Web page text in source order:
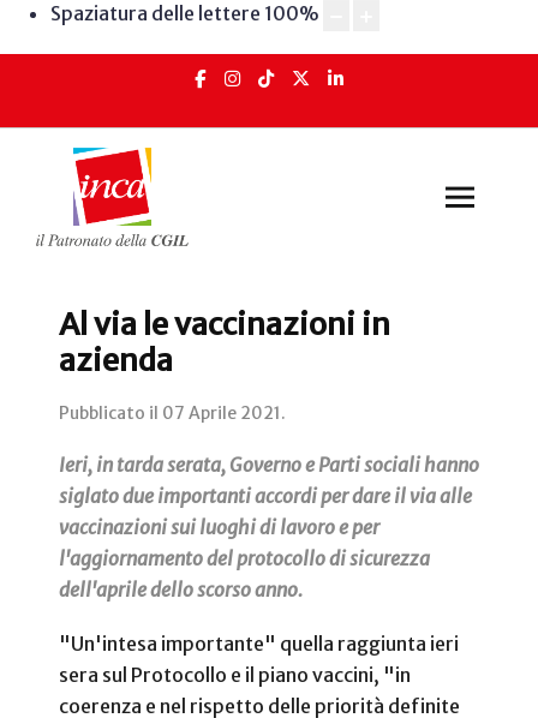
Spaziatura delle lettere 100%
Al via le vaccinazioni in
azienda
Pubblicato il 07 Aprile 2021.
Ieri, in tarda serata, Governo e Parti sociali hanno
siglato due importanti accordi per dare il via alle
vaccinazioni sui luoghi di lavoro e per
l'aggiornamento del protocollo di sicurezza
dell'aprile dello scorso anno.
"Un'intesa importante" quella raggiunta ieri
sera sul Protocollo e il piano vaccini, "in
coerenza e nel rispetto delle priorità definite